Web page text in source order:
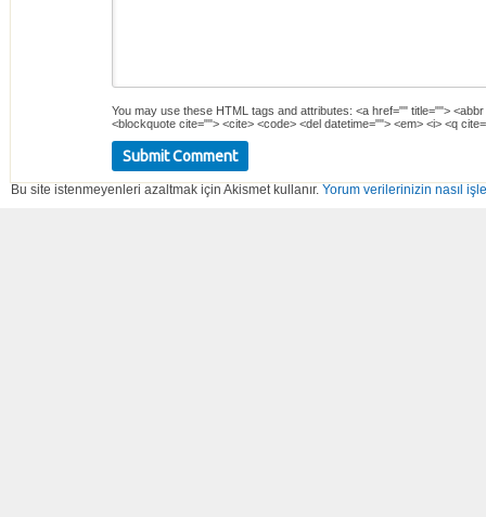
You may use these HTML tags and attributes: <a href="" title="">
<blockquote cite=""> <cite> <code> <del datetime=""> <em> <i> <q
Bu site istenmeyenleri azaltmak için Akismet kullanır. Yorum verilerinizin nasıl